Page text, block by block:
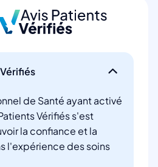
de Santé ayant activé
Vérifiés s'est
la confiance et la
l'expérience des soins